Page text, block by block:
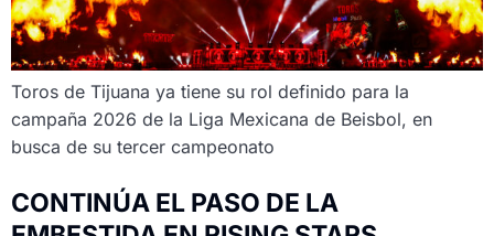
Toros de Tijuana ya tiene su rol definido para la
campaña 2026 de la Liga Mexicana de Beisbol, en
busca de su tercer campeonato
CONTINÚA EL PASO DE LA